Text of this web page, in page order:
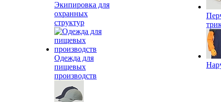
Экипировка для
охранных
структур
Одежда для
пищевых
производств